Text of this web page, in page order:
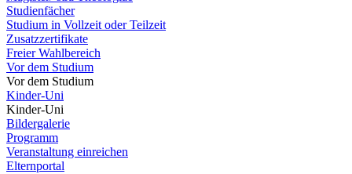
Studienfächer
Studium in Vollzeit oder Teilzeit
Zusatzzertifikate
Freier Wahlbereich
Vor dem Studium
Vor dem Studium
Kinder-Uni
Kinder-Uni
Bildergalerie
Programm
Veranstaltung einreichen
Elternportal